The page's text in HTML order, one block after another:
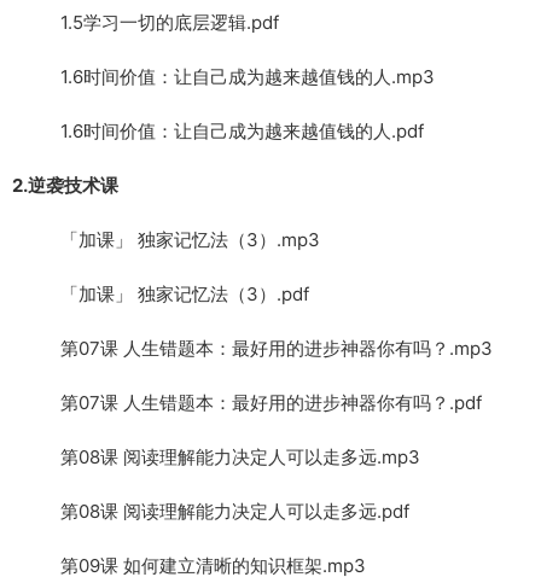
1.5学习一切的底层逻辑.pdf
1.6时间价值：让自己成为越来越值钱的人.mp3
1.6时间价值：让自己成为越来越值钱的人.pdf
2.逆袭技术课
「加课」 独家记忆法（3）.mp3
「加课」 独家记忆法（3）.pdf
第07课 人生错题本：最好用的进步神器你有吗？.mp3
第07课 人生错题本：最好用的进步神器你有吗？.pdf
第08课 阅读理解能力决定人可以走多远.mp3
第08课 阅读理解能力决定人可以走多远.pdf
第09课 如何建立清晰的知识框架.mp3